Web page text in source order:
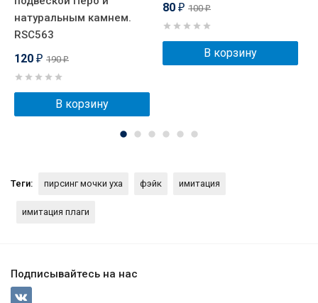
натуральным камнем.
RSC563
120 ₽ 190₽
В корзину
80 ₽ 100₽
В корзину
Теги: пирсинг мочки уха фэйк имитация
имитация плаги
Подписывайтесь на нас